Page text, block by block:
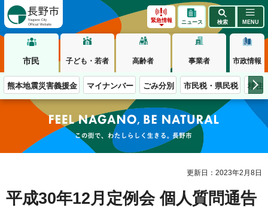
緊急情報 ニュース 検索 MENU
市民 子ども・若者 高齢者 事業者 市政情報
熊本地震災害義援金 マイナンバー ごみ分別 市民税・県民税 移住
この街で、わたしらしく生きる。長野市
更新日：2023年2月8日
平成30年12月定例会 個人質問通告